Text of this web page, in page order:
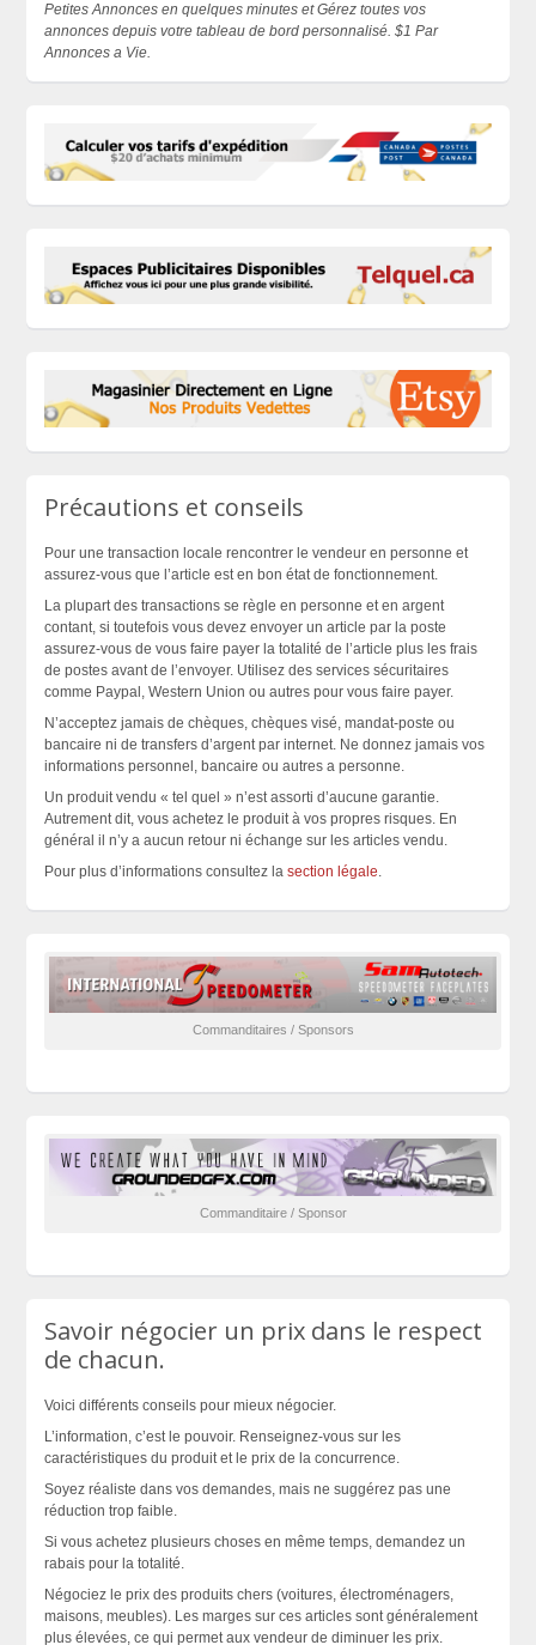
Petites Annonces en quelques minutes et Gérez toutes vos
annonces depuis votre tableau de bord personnalisé. $1 Par
Annonces a Vie.
Précautions et conseils
Pour une transaction locale rencontrer le vendeur en personne et
assurez-vous que l’article est en bon état de fonctionnement.
La plupart des transactions se règle en personne et en argent
contant, si toutefois vous devez envoyer un article par la poste
assurez-vous de vous faire payer la totalité de l’article plus les frais
de postes avant de l’envoyer. Utilisez des services sécuritaires
comme Paypal, Western Union ou autres pour vous faire payer.
N’acceptez jamais de chèques, chèques visé, mandat-poste ou
bancaire ni de transfers d’argent par internet. Ne donnez jamais vos
informations personnel, bancaire ou autres a personne.
Un produit vendu « tel quel » n’est assorti d’aucune garantie.
Autrement dit, vous achetez le produit à vos propres risques. En
général il n’y a aucun retour ni échange sur les articles vendu.
Pour plus d’informations consultez lasection légale
Commanditaires / Sponsors
Commanditaire / Sponsor
Savoir négocier un prix dans le respect
de chacun.
Voici différents conseils pour mieux négocier.
L’information, c’est le pouvoir. Renseignez-vous sur les
caractéristiques du produit et le prix de la concurrence.
Soyez réaliste dans vos demandes, mais ne suggérez pas une
réduction trop faible.
Si vous achetez plusieurs choses en même temps, demandez un
rabais pour la totalité.
Négociez le prix des produits chers (voitures, électroménagers,
maisons, meubles). Les marges sur ces articles sont généralement
plus élevées, ce qui permet aux vendeur de diminuer les prix.